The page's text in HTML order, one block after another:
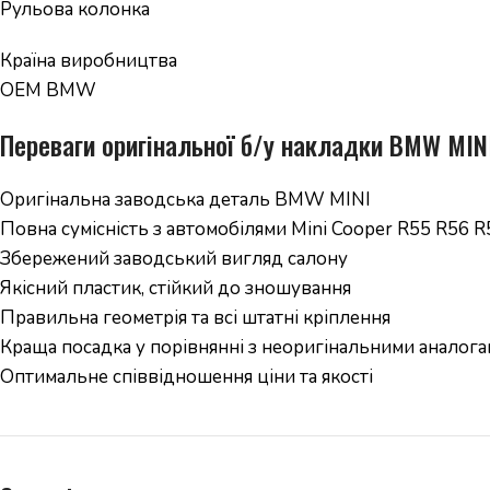
Рульова колонка
Країна виробництва
OEM BMW
Переваги оригінальної б/у накладки BMW
Оригінальна заводська деталь BMW MINI
Повна сумісність з автомобілями Mini Cooper R55 R56
Збережений заводський вигляд салону
Якісний пластик, стійкий до зношування
Правильна геометрія та всі штатні кріплення
Краща посадка у порівнянні з неоригінальними
Оптимальне співвідношення ціни та якості